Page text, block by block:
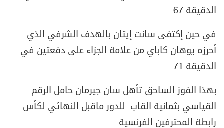
الدقيقة 67
في حين إكتفى سانت إيتان بالهدف الشرفي الذي
أحرزه يوهان كاباي من علامة الجزاء على دفعتين في
الدقيقة 71
بهذا الفوز الساحق تأهل سان جيرمان حامل الرقم
القياسي بثمانية القاب للدور ماقبل النهائي لكأس
رابطة المحترفين الفرنسية